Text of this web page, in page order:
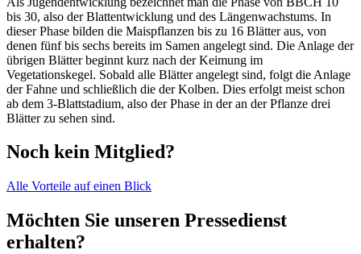
bis 30, also der Blattentwicklung und des Längenwachstums. In
dieser Phase bilden die Maispflanzen bis zu 16 Blätter aus, von
denen fünf bis sechs bereits im Samen angelegt sind. Die Anlage der
übrigen Blätter beginnt kurz nach der Keimung im
Vegetationskegel. Sobald alle Blätter angelegt sind, folgt die Anlage
der Fahne und schließlich die der Kolben. Dies erfolgt meist schon
ab dem 3-Blattstadium, also der Phase in der an der Pflanze drei
Blätter zu sehen sind.
Noch kein Mitglied?
Alle Vorteile auf einen Blick
Möchten Sie unseren Pressedienst
erhalten?